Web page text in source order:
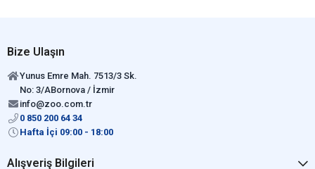
Bize Ulaşın
Yunus Emre Mah. 7513/3 Sk.
No: 3/ABornova / İzmir
info@zoo.com.tr
0 850 200 64 34
Hafta İçi 09:00 - 18:00
Alışveriş Bilgileri